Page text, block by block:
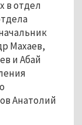
в отдел
Махаев,
и Абай
Анатолий